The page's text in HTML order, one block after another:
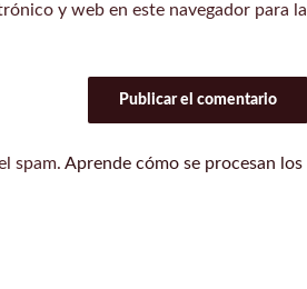
y web en este navegador para la
spam. Aprende cómo se procesan los